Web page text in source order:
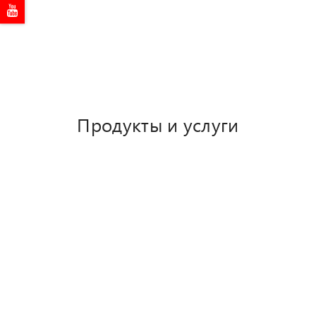
Сертификаты
Продукты и услуги